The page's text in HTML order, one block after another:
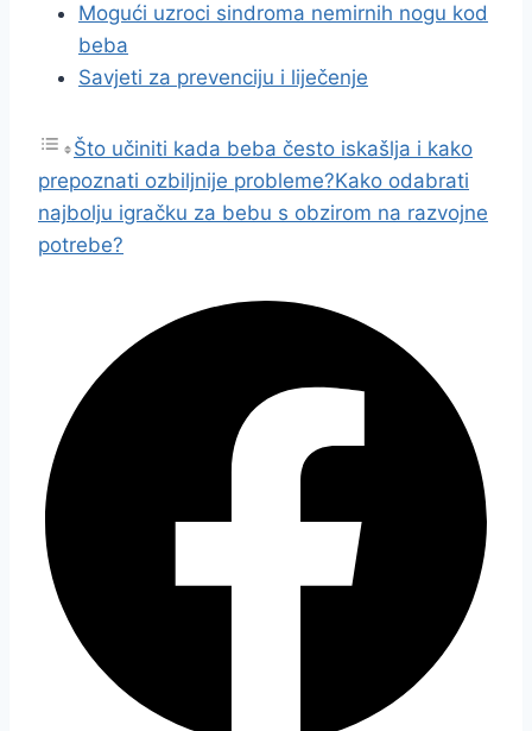
Mogući uzroci sindroma nemirnih nogu kod
beba
Savjeti za prevenciju i liječenje
Što učiniti kada beba često iskašlja i kako
prepoznati ozbiljnije probleme?Kako odabrati
najbolju igračku za bebu s obzirom na razvojne
potrebe?